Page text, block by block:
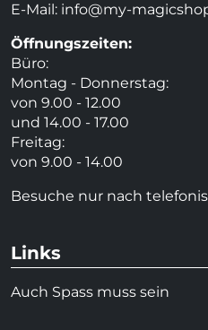
E-Mail: info@my-
Öffnungszeiten:
Büro:
Montag - Donnerstag:
von 9.00 - 12.00
und 14.00 - 17.00
Freitag:
von 9.00 - 14.00
Besuche nur nach
Links
Auch Spass muss sein